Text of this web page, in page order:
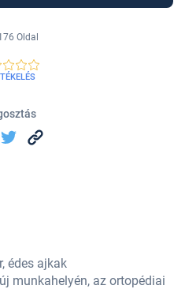
Oldal
édes ajkak
munkahelyén, az ortopédiai